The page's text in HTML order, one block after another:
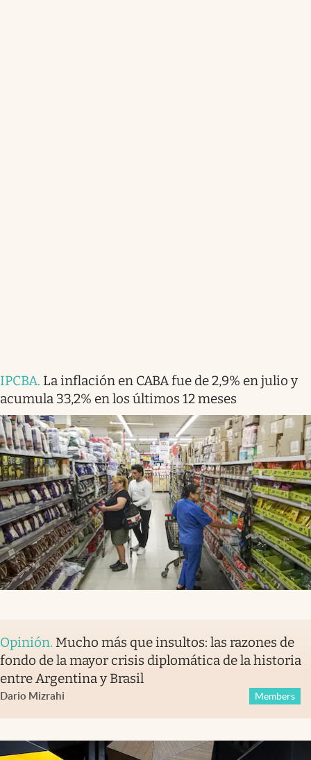
IPCBA. La inflación en CABA fue de 2,9% en julio y
acumula 33,2% en los últimos 12 meses
Opinión. Mucho más que insultos: las razones de
fondo de la mayor crisis diplomática de la historia
entre Argentina y Brasil
Dario Mizrahi Members